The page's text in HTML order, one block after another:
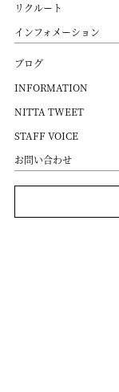
リクルート
インフォメーション
ブログ
INFORMATION
NITTA TWEET
STAFF VOICE
お問い合わせ